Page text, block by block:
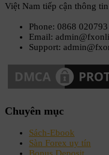
Việt Nam tiếp cận thông
Phone: 0868 020793
Email:
Support:
Chuyên mục
Sách-Ebook
Sàn Forex uy tín